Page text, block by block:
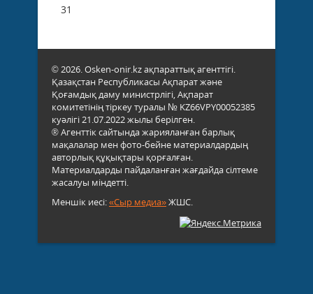
31
© 2026. Osken-onir.kz ақпараттық агенттігі.
Қазақстан Республикасы Ақпарат және
Қоғамдық даму министрлігі, Ақпарат
комитетінің тіркеу туралы № KZ66VPY00052385
куәлігі 21.07.2022 жылы берілген.
® Агенттік сайтында жарияланған барлық
мақалалар мен фото-бейне материалдардың
авторлық құқықтары қорғалған.
Материалдарды пайдаланған жағдайда сілтеме
жасалуы міндетті.
Меншік иесі:«Сыр медиа»ЖШС.